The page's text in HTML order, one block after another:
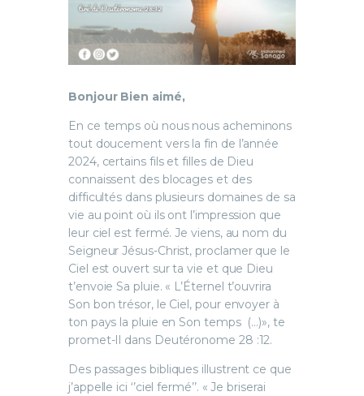
Bonjour Bien aimé,
En ce temps où nous nous acheminons
tout doucement vers la fin de l’année
2024, certains fils et filles de Dieu
connaissent des blocages et des
difficultés dans plusieurs domaines de sa
vie au point où ils ont l’impression que
leur ciel est fermé. Je viens, au nom du
Seigneur Jésus-Christ, proclamer que le
Ciel est ouvert sur ta vie et que Dieu
t’envoie Sa pluie. « L’Éternel t’ouvrira
Son bon trésor, le Ciel, pour envoyer à
ton pays la pluie en Son temps (…)», te
promet-Il dans Deutéronome 28 :12.
Des passages bibliques illustrent ce que
j’appelle ici ‘’ciel fermé’’. « Je briserai